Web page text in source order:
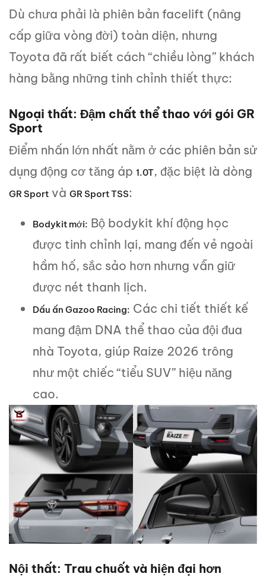
Dù chưa phải là phiên bản facelift (nâng
cấp giữa vòng đời) toàn diện, nhưng
Toyota đã rất biết cách “chiều lòng” khách
hàng bằng những tinh chỉnh thiết thực:
Ngoại thất: Đậm chất thể thao với gói GR
Sport
Điểm nhấn lớn nhất nằm ở các phiên bản sử
dụng động cơ tăng áp 1.0T, đặc biệt là dòng
GR Sport và GR Sport TSS:
Bodykit mới: Bộ bodykit khí động học
được tinh chỉnh lại, mang đến vẻ ngoài
hầm hố, sắc sảo hơn nhưng vẫn giữ
được nét thanh lịch.
Dấu ấn Gazoo Racing: Các chi tiết thiết kế
mang đậm DNA thể thao của đội đua
nhà Toyota, giúp Raize 2026 trông
như một chiếc “tiểu SUV” hiệu năng
cao.
Nội thất: Trau chuốt và hiện đại hơn